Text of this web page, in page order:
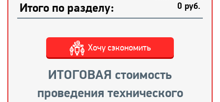
Итого по разделу: 0 руб.
ИТОГОВАЯ стоимость
проведения технического
Хочу сэкономить